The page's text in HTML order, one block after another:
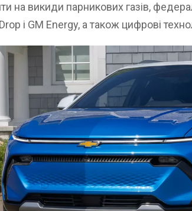
на викиди парникових газів,
і GM Energy, а також цифрові